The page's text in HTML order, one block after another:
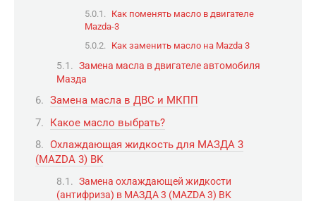
Как поменять масло в двигателе
Mazda-3
Как заменить масло на Mazda 3
Замена масла в двигателе автомобиля
Мазда
Замена масла в ДВС и МКПП
Какое масло выбрать?
Охлаждающая жидкость для МАЗДА 3
(MAZDA 3) BK
Замена охлаждающей жидкости
(антифриза) в МАЗДА 3 (MAZDA 3) BK